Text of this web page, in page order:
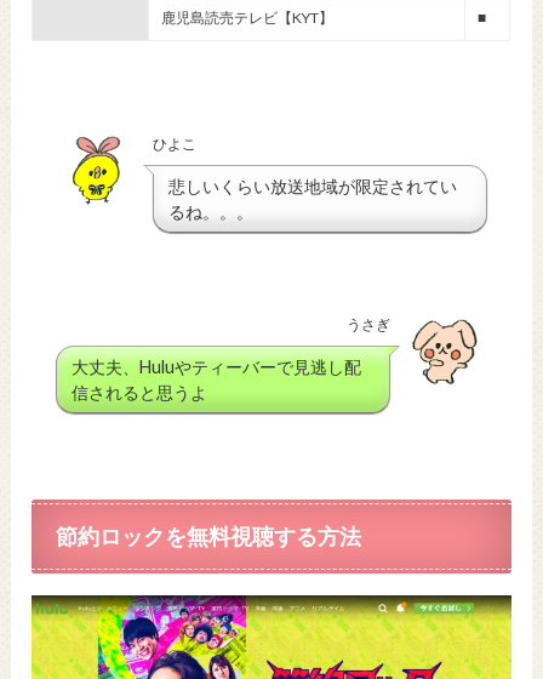
鹿児島読売テレビ【KYT】 ■
ひよこ
悲しいくらい放送地域が限定されてい
るね。。。
うさぎ
大丈夫、Huluやティーバーで見逃し配
信されると思うよ
節約ロックを無料視聴する方法